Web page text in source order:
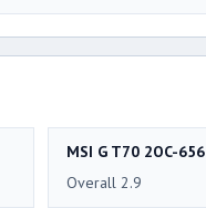
MSI G T70 2OC-656
Overall 2.9